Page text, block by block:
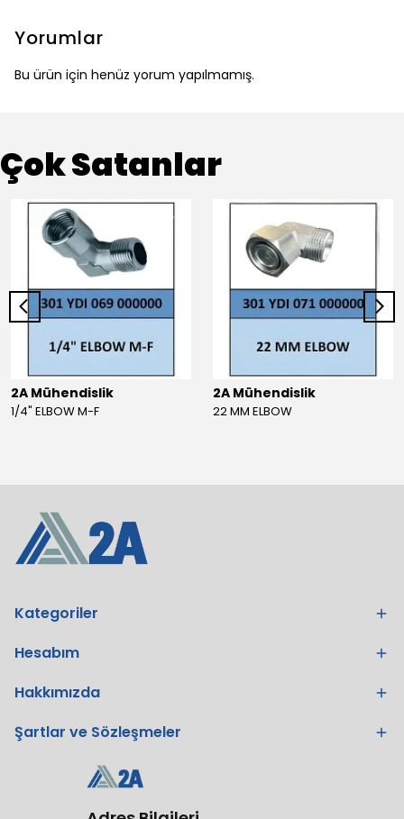
Yorumlar
Bu ürün için henüz yorum yapılmamış.
Çok Satanlar
2A Mühendislik
1/4" ELBOW M-F
2A Mühendislik
22 MM ELBOW
Kategoriler
Hesabım
Hakkımızda
Şartlar ve Sözleşmeler